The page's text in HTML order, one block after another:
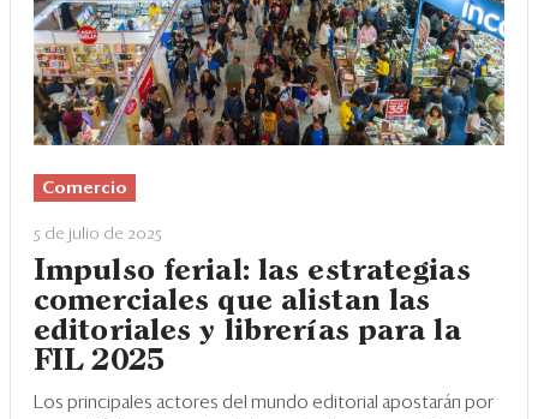
Comercio
5 de julio de 2025
Impulso ferial: las estrategias
comerciales que alistan las
editoriales y librerías para la
FIL 2025
Los principales actores del mundo editorial apostarán por